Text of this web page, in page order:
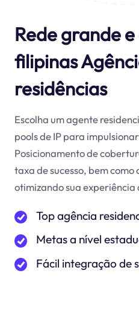
Rede grande
filipinas
residências
Escolha um agente
pools de IP para
Posicionamento de
taxa de sucesso, bem
otimizando sua experiência
Top agência
Metas a nível
Fácil integração de